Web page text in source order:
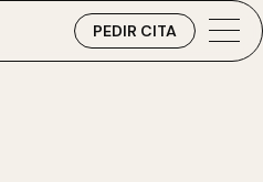
PEDIR CITA